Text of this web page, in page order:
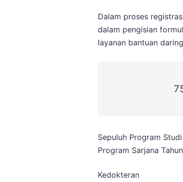
Dalam proses
dalam pengisian
layanan bantuan
Sepuluh Program
Program Sarjana
Kedokteran